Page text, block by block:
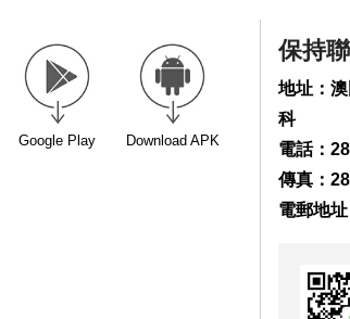
Google Play Download APK
保持
地址：
科
電話：
傳真：
電郵地址